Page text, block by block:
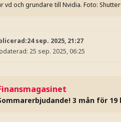
vd och grundare till Nvidia. Foto:
24 sep. 2025, 21:27
25 sep. 2025, 06:25
3 mån för